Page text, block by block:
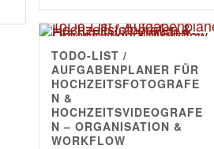
TODO-LIST /
AUFGABENPLANER FÜR
HOCHZEITSFOTOGRAFE
N &
HOCHZEITSVIDEOGRAFE
N – ORGANISATION &
WORKFLOW